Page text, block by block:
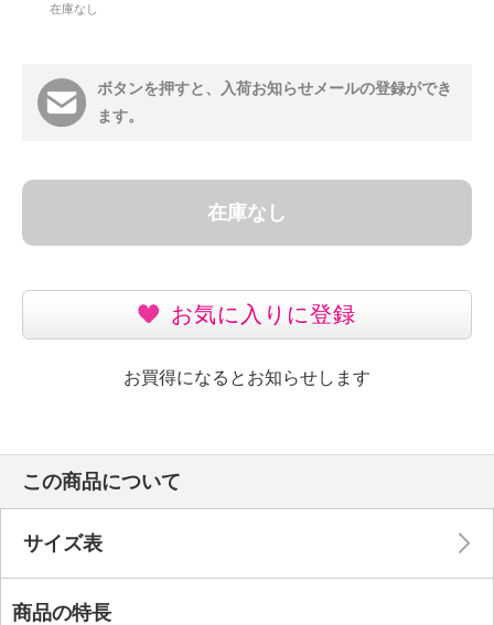
在庫なし
ボタンを押すと、入荷お知らせメールの登録ができ
ます。
在庫なし
お気に入りに登録
お買得になるとお知らせします
この商品について
サイズ表
商品の特長